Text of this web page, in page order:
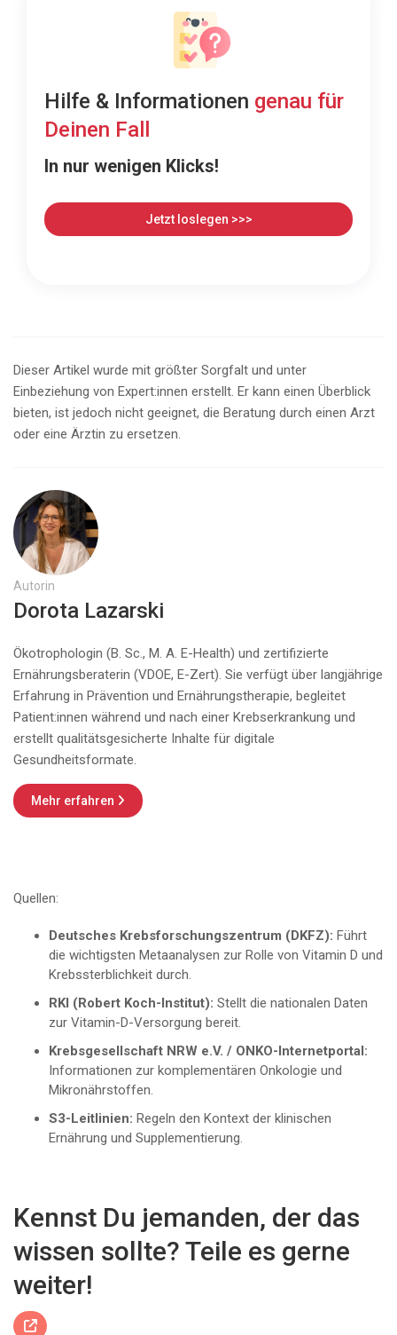
Hilfe & Informationen genau für
Deinen Fall
In nur wenigen Klicks!
Jetzt loslegen >>>
Dieser Artikel wurde mit größter Sorgfalt und unter
Einbeziehung von Expert:innen erstellt. Er kann einen Überblick
bieten, ist jedoch nicht geeignet, die Beratung durch einen Arzt
oder eine Ärztin zu ersetzen.
Autorin
Dorota Lazarski
Ökotrophologin (B. Sc., M. A. E-Health) und zertifizierte
Ernährungsberaterin (VDOE, E-Zert). Sie verfügt über langjährige
Erfahrung in Prävention und Ernährungstherapie, begleitet
Patient:innen während und nach einer Krebserkrankung und
erstellt qualitätsgesicherte Inhalte für digitale
Gesundheitsformate.
Mehr erfahren 
Quellen:
Deutsches Krebsforschungszentrum (DKFZ): Führt
die wichtigsten Metaanalysen zur Rolle von Vitamin D und
Krebssterblichkeit durch.
RKI (Robert Koch-Institut): Stellt die nationalen Daten
zur Vitamin-D-Versorgung bereit.
Krebsgesellschaft NRW e.V. / ONKO-Internetportal:
Informationen zur komplementären Onkologie und
Mikronährstoffen.
S3-Leitlinien: Regeln den Kontext der klinischen
Ernährung und Supplementierung.
Kennst Du jemanden, der das
wissen sollte? Teile es gerne
weiter!
